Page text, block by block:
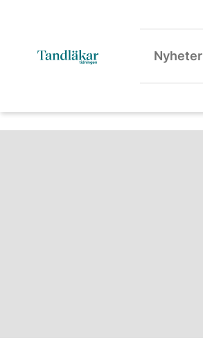
Nyheter